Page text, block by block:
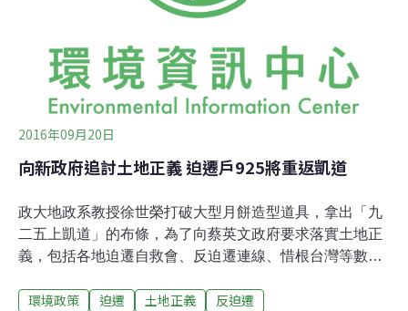
這些迫遷戶，政大地政系教授徐世榮強調，相關土地徵收
害者今天的現身，就是為了「找回轉型正義」而來，因為
依照聯合國的定義，這些因為都更、眷改、區段徵
2016年09月20日
向新政府追討土地正義 迫遷戶925將重返凱道
政大地政系教授徐世榮打破大型月餅造型道具，拿出「九
二五上凱道」的布條，為了向蔡英文政府要求落實土地正
義，包括各地迫遷自救會、反迫遷連線、惜根台灣等數十
更高喊「朱立倫亂炒房、蔡總統勿放任」，指出塭仔圳重
環境政策 迫遷 土地正義 反迫遷